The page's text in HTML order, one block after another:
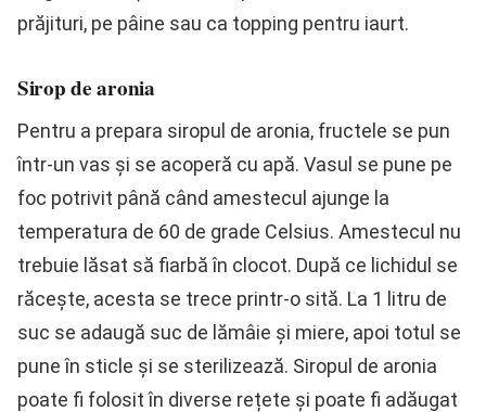
prăjituri, pe pâine sau ca topping pentru iaurt.
Sirop de aronia
Pentru a prepara siropul de aronia, fructele se pun
într-un vas și se acoperă cu apă. Vasul se pune pe
foc potrivit până când amestecul ajunge la
temperatura de 60 de grade Celsius. Amestecul nu
trebuie lăsat să fiarbă în clocot. După ce lichidul se
răcește, acesta se trece printr-o sită. La 1 litru de
suc se adaugă suc de lămâie și miere, apoi totul se
pune în sticle și se sterilizează. Siropul de aronia
poate fi folosit în diverse rețete și poate fi adăugat